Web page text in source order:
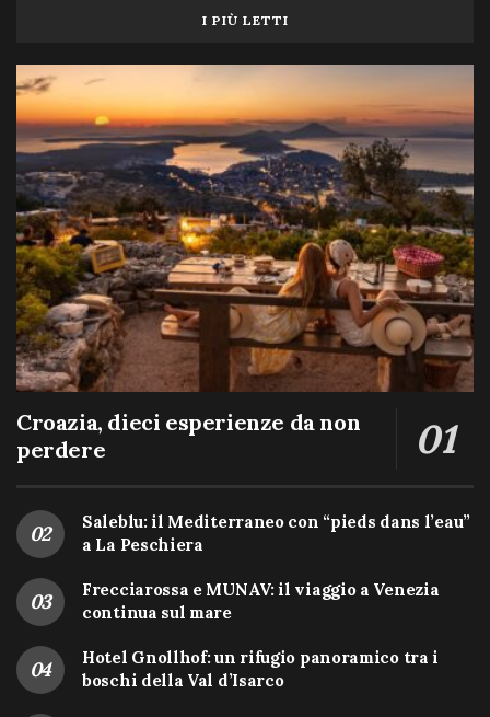
I PIÙ LETTI
Croazia, dieci esperienze da non
perdere
Saleblu: il Mediterraneo con “pieds dans l’eau”
a La Peschiera
Frecciarossa e MUNAV: il viaggio a Venezia
continua sul mare
Hotel Gnollhof: un rifugio panoramico tra i
boschi della Val d’Isarco